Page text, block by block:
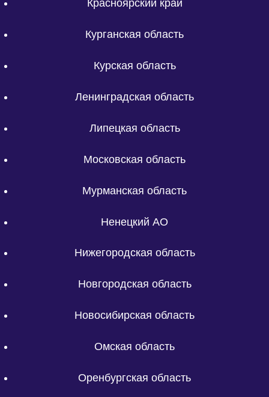
Красноярский край
Курганская область
Курская область
Ленинградская область
Липецкая область
Московская область
Мурманская область
Ненецкий АО
Нижегородская область
Новгородская область
Новосибирская область
Омская область
Оренбургская область